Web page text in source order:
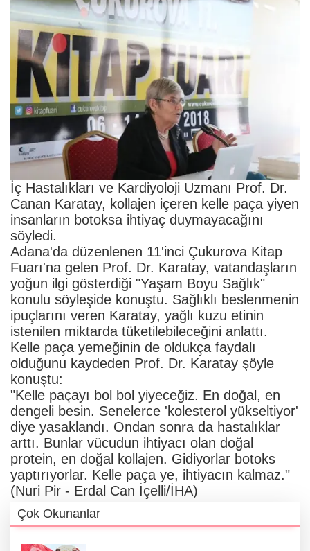
İç Hastalıkları ve Kardiyoloji Uzmanı Prof. Dr.
Canan Karatay, kollajen içeren kelle paça yiyen
insanların botoksa ihtiyaç duymayacağını
söyledi.
Adana'da düzenlenen 11'inci Çukurova Kitap
Fuarı'na gelen Prof. Dr. Karatay, vatandaşların
yoğun ilgi gösterdiği "Yaşam Boyu Sağlık"
konulu söyleşide konuştu. Sağlıklı beslenmenin
ipuçlarını veren Karatay, yağlı kuzu etinin
istenilen miktarda tüketilebileceğini anlattı.
Kelle paça yemeğinin de oldukça faydalı
olduğunu kaydeden Prof. Dr. Karatay şöyle
konuştu:
"Kelle paçayı bol bol yiyeceğiz. En doğal, en
dengeli besin. Senelerce 'kolesterol yükseltiyor'
diye yasaklandı. Ondan sonra da hastalıklar
arttı. Bunlar vücudun ihtiyacı olan doğal
protein, en doğal kollajen. Gidiyorlar botoks
yaptırıyorlar. Kelle paça ye, ihtiyacın kalmaz."
(Nuri Pir - Erdal Can İçelli/İHA)
Çok Okunanlar